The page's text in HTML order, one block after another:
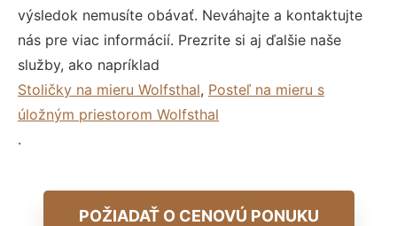
výsledok nemusíte obávať. Neváhajte a kontaktujte
nás pre viac informácií. Prezrite si aj ďalšie naše
služby, ako napríklad
Stoličky na mieru Wolfsthal, Posteľ na mieru s
úložným priestorom Wolfsthal
.
POŽIADAŤ O CENOVÚ PONUKU